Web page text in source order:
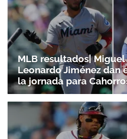
MLB resultados| Miguel
Leonardo Jiménez dan
la jornada para